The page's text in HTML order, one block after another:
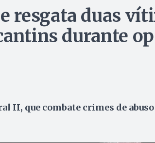
resgata duas
durante
II, que combate crimes de